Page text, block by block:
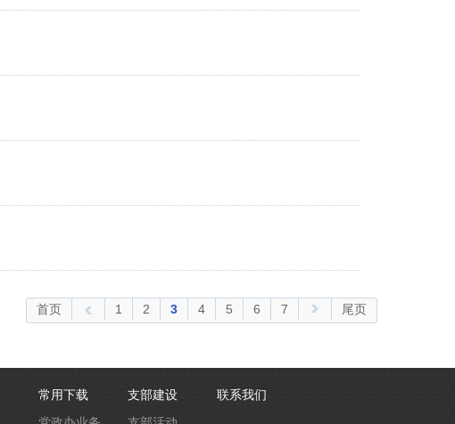
首页 1 2 3 4 5 6 7 尾页
常用下载
支部建设
联系我们